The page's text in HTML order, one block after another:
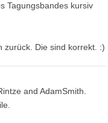
Tagungsbandes kursiv
zurück. Die sind korrekt. :)
and AdamSmith.